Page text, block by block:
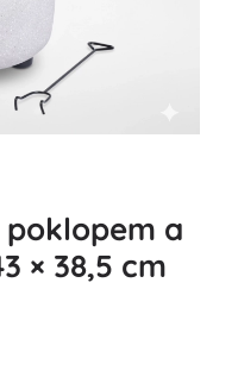
a
× 38,5 cm